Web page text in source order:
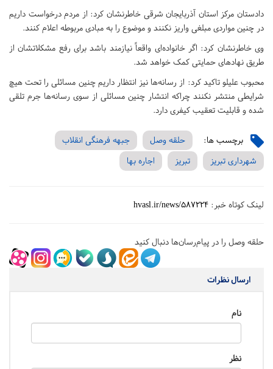
دادستان مرکز استان آذربایجان شرقی خاطرنشان کرد: از مردم درخواست داریم
در چنین مواردی مبلغی واریز نکنند و موضوع را به مبادی مربوطه اعلام کنند.
وی خاطرنشان کرد: اگر خانواده‌ای واقعاً نیازمند باشد برای رفع مشکلاتشان از
طریق نهادهای حمایتی کمک خواهد شد.
محبوب علیلو تاکید کرد: از رسانه‌ها نیز انتظار داریم چنین مسائلی را تحت هیچ
شرایطی منتشر نکنند چراکه انتشار چنین مسائلی از سوی رسانه‌ها جرم تلقی
شده و قابلیت تعقیب کیفری دارد.
برچسب ها: حلقه وصل
جبهه فرهنگی انقلاب
شهرداری تبریز
تبریز اجاره بها
لینک کوتاه خبر: hvasl.ir/news/587224
حلقه وصل را در پیام‌رسان‌ها دنبال کنید
ارسال نظرات
نام
نظر